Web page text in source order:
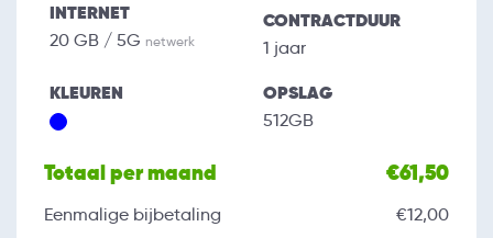
INTERNET
20 GB / 5G netwerk
CONTRACTDUUR
1 jaar
KLEUREN OPSLAG
512GB
Totaal per maand €61,50
Eenmalige bijbetaling €12,00